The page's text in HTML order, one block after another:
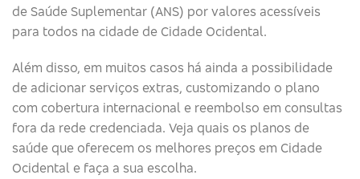
de Saúde Suplementar (ANS) por valores acessíveis
para todos na cidade de Cidade Ocidental.
Além disso, em muitos casos há ainda a possibilidade
de adicionar serviços extras, customizando o plano
com cobertura internacional e reembolso em consultas
fora da rede credenciada. Veja quais os planos de
saúde que oferecem os melhores preços em Cidade
Ocidental e faça a sua escolha.